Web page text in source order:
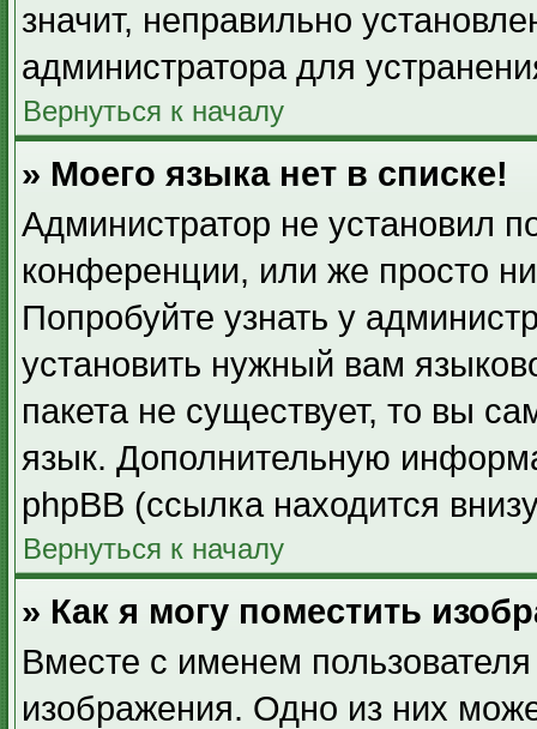
значит, неправильно
администратора для
Вернуться к началу
» Моего языка нет в списке!
Администратор не установил
конференции, или же просто
Попробуйте узнать у
установить нужный вам
пакета не существует, то вы
язык. Дополнительную
phpBB (ссылка находится
Вернуться к началу
» Как я могу поместить
Вместе с именем пользователя
изображения. Одно из них